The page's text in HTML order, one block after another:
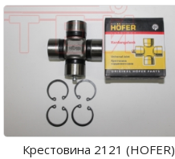
Крестовина 2121 (HOFER)